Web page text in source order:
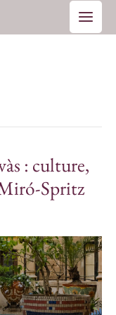
Main
: culture,
Spritz